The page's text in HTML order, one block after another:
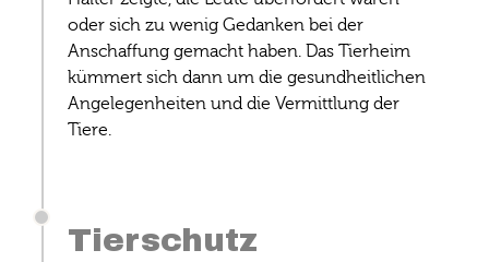
oder sich zu wenig Gedanken bei der
Anschaffung gemacht haben. Das Tierheim
kümmert sich dann um die gesundheitlichen
Angelegenheiten und die Vermittlung der
Tiere.
Tierschutz